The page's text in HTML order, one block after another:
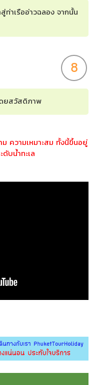
ท่าเรืออ่าวฉลอง จากนั้น
8
ยสวัสดิภาพ
ความเหมาะสม ทั้งนี้ขึ้นอยู่
บน้ำทะเล